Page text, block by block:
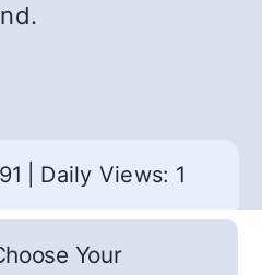
Daily Views: 1
Your